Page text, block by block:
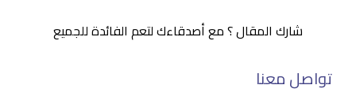
شارك المقال ؟ مع أصدقاءك لتعم الفائدة للجميع
تواصل معنا